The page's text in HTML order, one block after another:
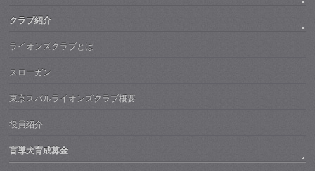
クラブ紹介
ライオンズクラブとは
スローガン
東京スバルライオンズクラブ概要
役員紹介
盲導犬育成募金